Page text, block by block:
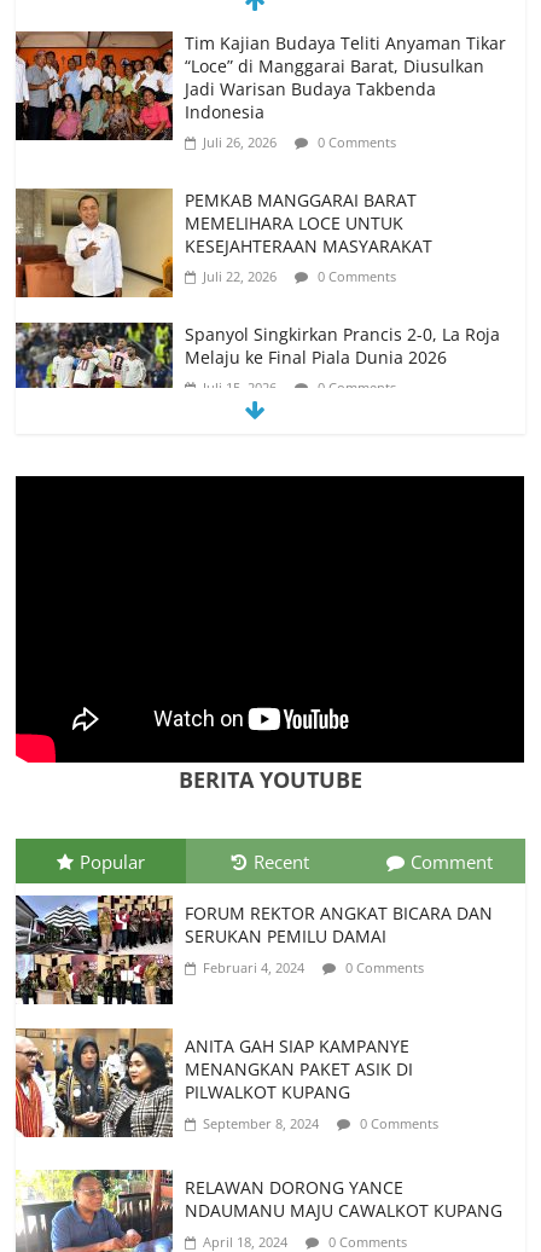
Tim Kajian Budaya Teliti Anyaman Tikar
“Loce” di Manggarai Barat, Diusulkan
Jadi Warisan Budaya Takbenda
Indonesia
Juli 26, 2026 0 Comments
PEMKAB MANGGARAI BARAT
MEMELIHARA LOCE UNTUK
KESEJAHTERAAN MASYARAKAT
Juli 22, 2026 0 Comments
Spanyol Singkirkan Prancis 2-0, La Roja
Melaju ke Final Piala Dunia 2026
Juli 15, 2026 0 Comments
Perebutkan Tiket Final Piala Dunia 2026
Jangan Jadikan Festival Budaya di Kota
Kupang Sebagai Seremonial Tahunan
Agustus 10, 2026 0 Comments
BERITA YOUTUBE
Popular Recent Comment
FORUM REKTOR ANGKAT BICARA DAN
SERUKAN PEMILU DAMAI
Februari 4, 2024 0 Comments
ANITA GAH SIAP KAMPANYE
MENANGKAN PAKET ASIK DI
PILWALKOT KUPANG
September 8, 2024 0 Comments
RELAWAN DORONG YANCE
NDAUMANU MAJU CAWALKOT KUPANG
April 18, 2024 0 Comments